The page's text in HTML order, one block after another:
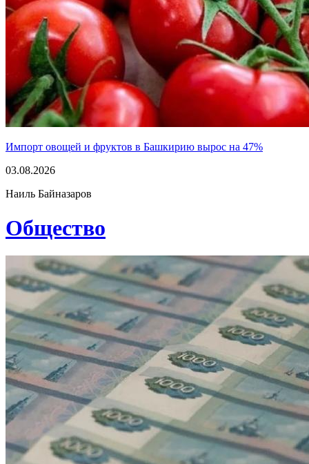
Импорт овощей и фруктов в Башкирию вырос на 47%
03.08.2026
Наиль Байназаров
Общество